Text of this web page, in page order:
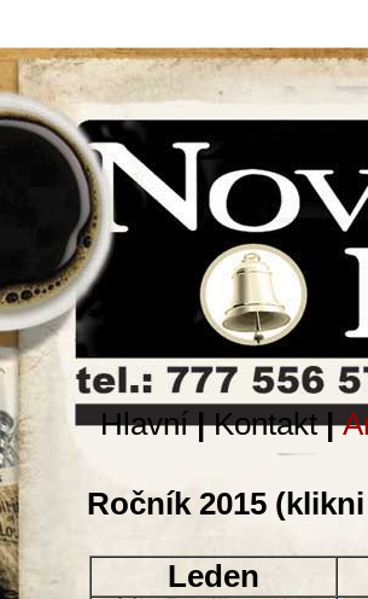
Hlavní|Kontakt|
Leden
Ročník 2015